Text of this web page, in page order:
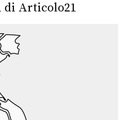
di Articolo21